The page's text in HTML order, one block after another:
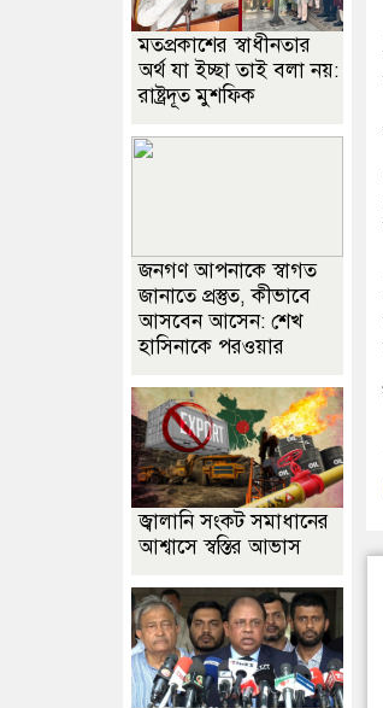
মতপ্রকাশের স্বাধীনতার
অর্থ যা ইচ্ছা তাই বলা নয়:
রাষ্ট্রদূত মুশফিক
জনগণ আপনাকে স্বাগত
জানাতে প্রস্তুত, কীভাবে
আসবেন আসেন: শেখ
হাসিনাকে পরওয়ার
জ্বালানি সংকট সমাধানের
আশ্বাসে স্বস্তির আভাস